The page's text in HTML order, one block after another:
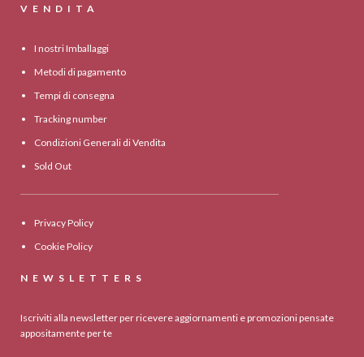
VENDITA
I nostri Imballaggi
Metodi di pagamento
Tempi di consegna
Tracking number
Condizioni Generali di Vendita
Sold Out
Privacy Policy
Cookie Policy
NEWSLETTERS
Iscriviti alla newsletter per ricevere aggiornamenti e promozioni pensate
appositamente per te